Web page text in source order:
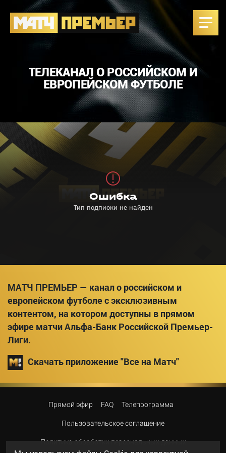
ТЕЛЕКАНАЛ О РОССИЙСКОМ И
ЕВРОПЕЙСКОМ ФУТБОЛЕ
МАТЧ ПРЕМЬЕР — канал о российском и
европейском футболе с эксклюзивным
контентом, на котором доступны в прямом
эфире матчи Альфа-Банк Российской Премьер-
Лиги.
Скачать приложение "Все на Матч"
Прямой эфир FAQ Телепрограмма
Пользовательское соглашение
Политика обработки персональных данных